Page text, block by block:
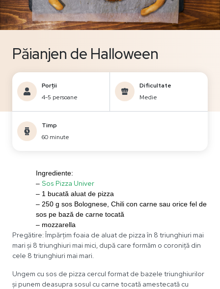
Păianjen de Halloween
Porții
4-5 persoane
Dificultate
Medie
Timp
60 minute
Ingrediente:
– Sos Pizza Univer
– 1 bucată aluat de pizza
– 250 g sos Bolognese, Chili con carne sau orice fel de
sos pe bază de carne tocată
– mozzarella
Pregătire: Împărțim foaia de aluat de pizza în 8 triunghiuri mai
mari și 8 triunghiuri mai mici, după care formăm o coroniță din
cele 8 triunghiuri mai mari.
Ungem cu sos de pizza cercul format de bazele triunghiurilor
și punem deasupra sosul cu carne tocată amestecată cu